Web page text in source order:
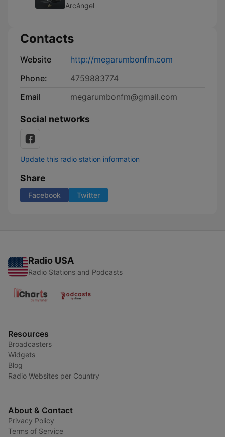
Arcángel
Contacts
Website
http://megarumbonfm.com
Phone:
4759883774
Email
megarumbonfm@gmail.com
Social networks
Update this radio station information
Share
Facebook Twitter
Radio USA
Radio Stations and Podcasts
Resources
Broadcasters
Widgets
Blog
Radio Websites per Country
About & Contact
Privacy Policy
Terms of Service